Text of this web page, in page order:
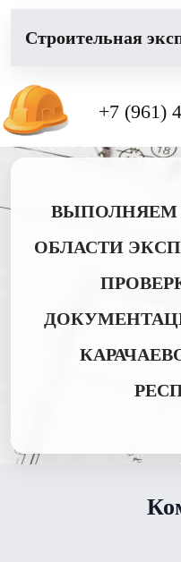
Cтроительная
+7 (961)
ВЫПОЛНЯЕМ
ОБЛАСТИ